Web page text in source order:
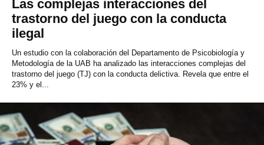
Las complejas interacciones del
trastorno del juego con la conducta
ilegal
Un estudio con la colaboración del Departamento de Psicobiología y
Metodología de la UAB ha analizado las interacciones complejas del
trastorno del juego (TJ) con la conducta delictiva. Revela que entre el
23% y el...